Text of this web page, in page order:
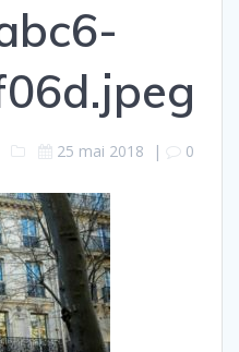
25 mai 2018 | 0